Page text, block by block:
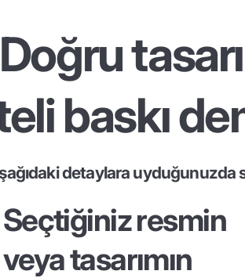
Doğru
baskı
detaylara uyduğunuzda
Seçtiğiniz resmin
veya tasarımın